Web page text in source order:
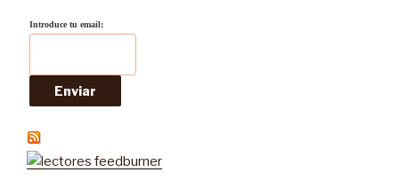
Introduce tu email: